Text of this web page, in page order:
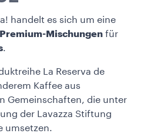
handelt es sich um eine
Premium-Mischungen für
.
La Reserva de
Kaffee aus
Gemeinschaften, die unter
der Lavazza Stiftung
umsetzen.